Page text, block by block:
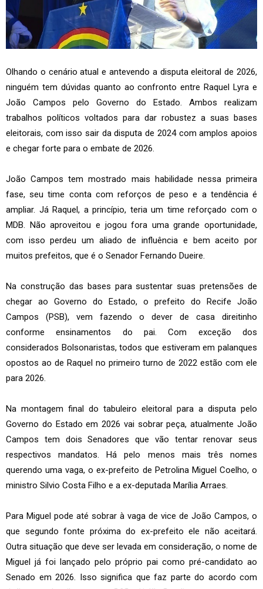
Olhando o cenário atual e antevendo a disputa eleitoral de 2026,
ninguém tem dúvidas quanto ao confronto entre Raquel Lyra e
João Campos pelo Governo do Estado. Ambos realizam
trabalhos políticos voltados para dar robustez a suas bases
eleitorais, com isso sair da disputa de 2024 com amplos apoios
e chegar forte para o embate de 2026.
João Campos tem mostrado mais habilidade nessa primeira
fase, seu time conta com reforços de peso e a tendência é
ampliar. Já Raquel, a princípio, teria um time reforçado com o
MDB. Não aproveitou e jogou fora uma grande oportunidade,
com isso perdeu um aliado de influência e bem aceito por
muitos prefeitos, que é o Senador Fernando Dueire.
Na construção das bases para sustentar suas pretensões de
chegar ao Governo do Estado, o prefeito do Recife João
Campos (PSB), vem fazendo o dever de casa direitinho
conforme ensinamentos do pai. Com exceção dos
considerados Bolsonaristas, todos que estiveram em palanques
opostos ao de Raquel no primeiro turno de 2022 estão com ele
para 2026.
Na montagem final do tabuleiro eleitoral para a disputa pelo
Governo do Estado em 2026 vai sobrar peça, atualmente João
Campos tem dois Senadores que vão tentar renovar seus
respectivos mandatos. Há pelo menos mais três nomes
querendo uma vaga, o ex-prefeito de Petrolina Miguel Coelho, o
ministro Silvio Costa Filho e a ex-deputada Marília Arraes.
Para Miguel pode até sobrar à vaga de vice de João Campos, o
que segundo fonte próxima do ex-prefeito ele não aceitará.
Outra situação que deve ser levada em consideração, o nome de
Miguel já foi lançado pelo próprio pai como pré-candidato ao
Senado em 2026. Isso significa que faz parte do acordo com